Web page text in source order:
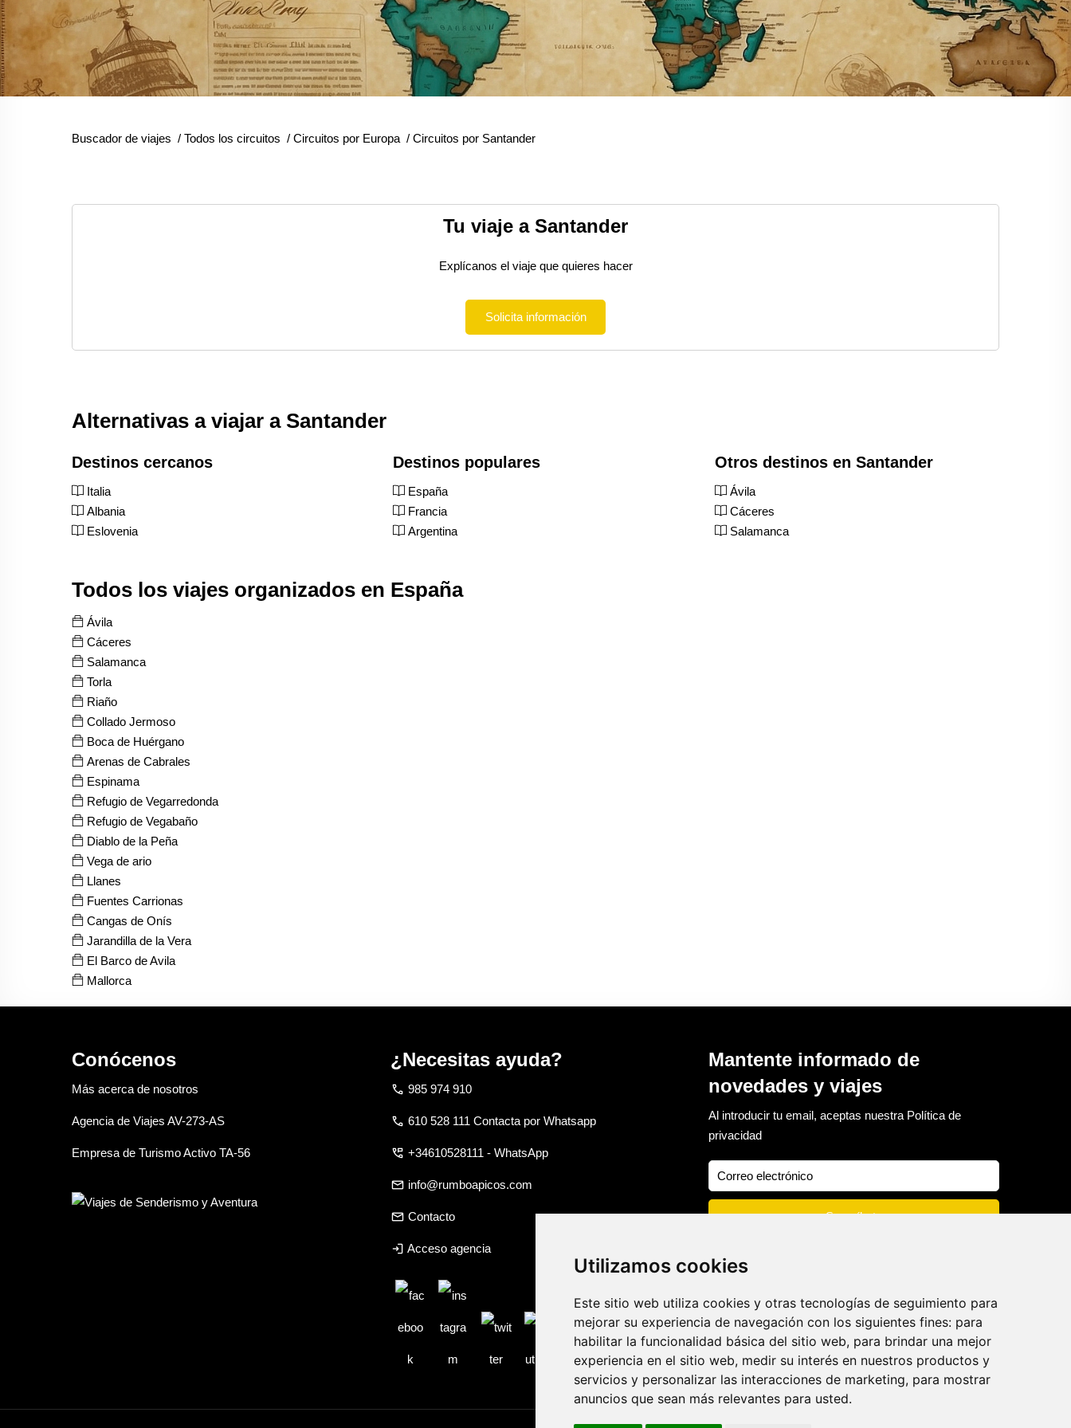
Utilizamos cookies
Este sitio web utiliza cookies y otras tecnologías de seguimiento para
mejorar su experiencia de navegación con los siguientes fines: para
habilitar la funcionalidad básica del sitio web, para brindar una mejor
experiencia en el sitio web, medir su interés en nuestros productos y
servicios y personalizar las interacciones de marketing, para mostrar
anuncios que sean más relevantes para usted.
Buscador de viajes / Todos los circuitos / Circuitos por Europa / Circuitos por Santander
Tu viaje a Santander
Explícanos el viaje que quieres hacer
Solicita información
Alternativas a viajar a Santander
Destinos cercanos
Italia
Albania
Eslovenia
Destinos populares
España
Francia
Argentina
Otros destinos en Santander
Ávila
Cáceres
Salamanca
Todos los viajes organizados en España
Ávila
Cáceres
Salamanca
Torla
Riaño
Collado Jermoso
Boca de Huérgano
Arenas de Cabrales
Espinama
Refugio de Vegarredonda
Refugio de Vegabaño
Diablo de la Peña
Vega de ario
Llanes
Fuentes Carrionas
Cangas de Onís
Jarandilla de la Vera
El Barco de Avila
Mallorca
Conócenos
Más acerca de nosotros
Agencia de Viajes AV-273-AS
Empresa de Turismo Activo TA-56
¿Necesitas ayuda?
call 985 974 910
call 610 528 111 Contacta por Whatsapp
perm_phone_msg +34610528111 - WhatsApp
email info@rumboapicos.com
email Contacto
login Acceso agencia
Mantente informado de
novedades y viajes
Al introducir tu email, aceptas nuestra Política de
privacidad